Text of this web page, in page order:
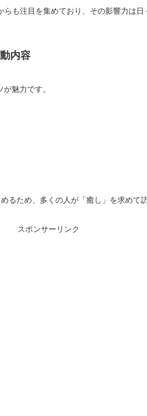
も注目を集めており、その影響力は日
内容
魅力です。
るため、多くの人が「癒し」を求めて
スポンサーリンク